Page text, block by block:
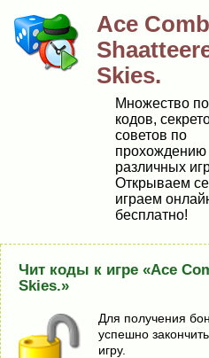
Ace
Skies.
Множество
кодов,
советов по
прохождению
различных
Открываем
играем
бесплатно!
Чит коды к игре «Ace
Skies.»
Для получения
ycпeшнo
игpy.